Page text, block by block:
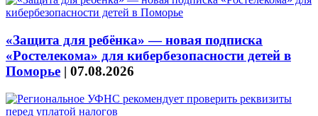
«Защита для ребёнка» — новая подписка
«Ростелекома» для кибербезопасности детей в
Поморье | 07.08.2026